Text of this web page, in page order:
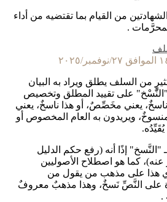
من القيام بما تقتضيه من أداء
.
من السلف يطلق ويراد به البيان
"النَّسْخ" على تقييد المطلق وتخصيص
ناسخٌ، يعني مخَصِّصٌ، أو هذا ناسخٌ، يعني
ويريدون به العام المخصوص أو
إذًا أنه (رفع حكم الدليل
عنه)، كما هو اصطلاح الأصوليين
هذا على مذهب من يقول من
على النَّصِّ نَسخٌ، وهذا مذهبٌ معروفٌ
.